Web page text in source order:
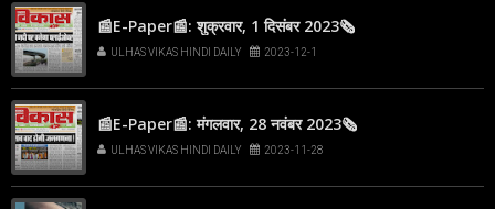
📰E-Paper📰: शुक्रवार, 1 दिसंबर 2023🗞
ULHAS VIKAS HINDI DAILY 2023-12-1
📰E-Paper📰: मंगलवार, 28 नवंबर 2023🗞
ULHAS VIKAS HINDI DAILY 2023-11-28